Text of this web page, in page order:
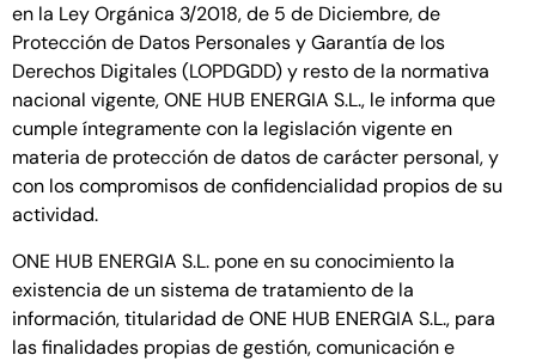
en la Ley Orgánica 3/2018, de 5 de Diciembre, de
Protección de Datos Personales y Garantía de los
Derechos Digitales (LOPDGDD) y resto de la normativa
nacional vigente, ONE HUB ENERGIA S.L., le informa que
cumple íntegramente con la legislación vigente en
materia de protección de datos de carácter personal, y
con los compromisos de confidencialidad propios de su
actividad.
ONE HUB ENERGIA S.L. pone en su conocimiento la
existencia de un sistema de tratamiento de la
información, titularidad de ONE HUB ENERGIA S.L., para
las finalidades propias de gestión, comunicación e